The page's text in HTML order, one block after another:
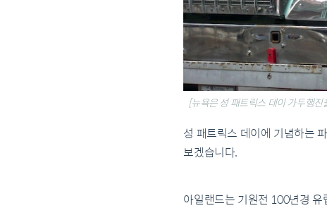
[뉴욕은 성 패트릭스 데이 가두행
성 패트릭스 데이에 기념하는
보겠습니다.
아일랜드는 기원전 100년경